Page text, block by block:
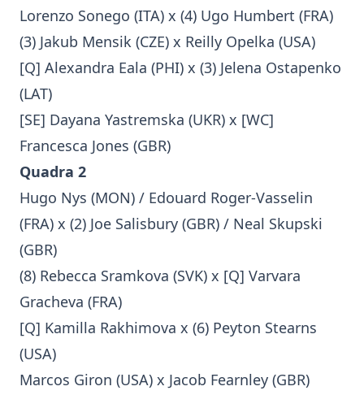
Lorenzo Sonego (ITA) x (4) Ugo Humbert (FRA)
(3) Jakub Mensik (CZE) x Reilly Opelka (USA)
[Q] Alexandra Eala (PHI) x (3) Jelena Ostapenko
(LAT)
[SE] Dayana Yastremska (UKR) x [WC]
Francesca Jones (GBR)
Quadra 2
Hugo Nys (MON) / Edouard Roger-Vasselin
(FRA) x (2) Joe Salisbury (GBR) / Neal Skupski
(GBR)
(8) Rebecca Sramkova (SVK) x [Q] Varvara
Gracheva (FRA)
[Q] Kamilla Rakhimova x (6) Peyton Stearns
(USA)
Marcos Giron (USA) x Jacob Fearnley (GBR)